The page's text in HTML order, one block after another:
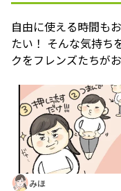
自由に使える時間も
たい！ そんな気持ち
クをフレンズたちが
みほ